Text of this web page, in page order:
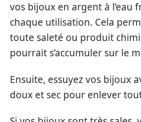
vos bijoux en argent à l’eau
chaque utilisation. Cela
toute saleté ou produit
pourrait s’accumuler sur le
Ensuite, essuyez vos bijoux
doux et sec pour enlever